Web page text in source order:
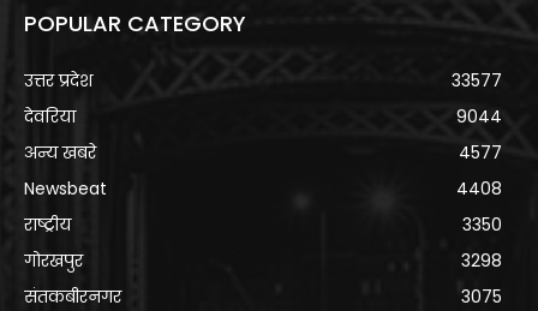
POPULAR CATEGORY
उत्तर प्रदेश
33577
देवरिया
9044
अन्य खबरे
4577
Newsbeat
4408
राष्ट्रीय
3350
गोरखपुर
3298
संतकबीरनगर
3075